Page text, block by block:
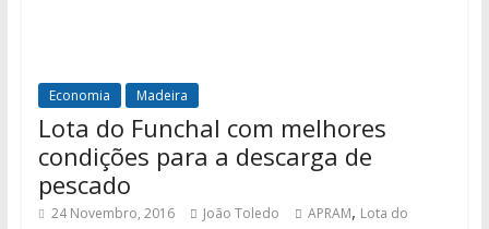
Economia Madeira
Lota do Funchal com melhores
condições para a descarga de
pescado
24 Novembro, 2016 João Toledo APRAM, Lota do